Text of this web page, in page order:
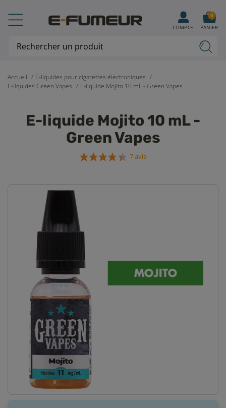
Accueil
E-liquides pour cigarettes électroniques
E-liquides Green Vapes
E-liquide Mojito 10 mL - Green Vapes
E-liquide Mojito 10 mL -
Green Vapes
7 avis
COMPTE PANIER
0